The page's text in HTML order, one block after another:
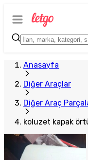
Anasayfa
Diğer Araçlar
Diğer Araç
koluzet kapak
Plus Satıcı